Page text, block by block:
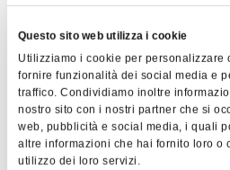
Questo sito web utilizza i cookie
Utilizziamo i cookie per personalizzare
fornire funzionalità dei social media e
traffico. Condividiamo inoltre
nostro sito con i nostri partner che si
web, pubblicità e social media, i quali
altre informazioni che hai fornito loro o
utilizzo dei loro servizi.